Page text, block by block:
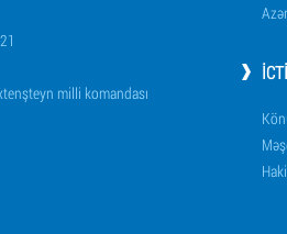
milli komandası